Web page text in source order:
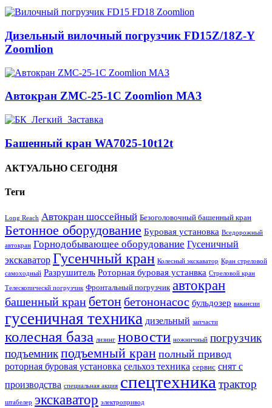
Дизельный вилочный погрузчик FD15Z/18Z-Y
Zoomlion
Автокран ZMC-25-1С Zoomlion МАЗ
Башенный кран WA7025-10t12t
АКТУАЛЬНО СЕГОДНЯ
Теги
Long Reach Автокран шоссейный Безоголовочный башенный кран
Бетонное оборудование Буровая установка Вседорожный
автокран Горнодобывающее оборудование Гусеничный
экскаватор Гусенчный кран Колесный экскаватор Кран стреловой
самоходный Разрушитель Роторная буровая устанвка Стреловой кран
Телескопическй погрузчик Фронтальный погрузчик автокран
башенный кран бетон бетононасос бульдозер вакансии
гусеничная техника дизельный запчасти
колесная база лизинг новости ножничный погрузчик
подъемникподъемный кран полный привод
роторная буровая установка сельхоз техника сервис снят с
производства специальная акция спецтехника трактор
штабелер экскаватор электропривод